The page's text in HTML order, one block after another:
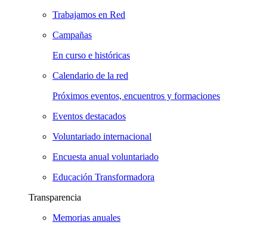
Trabajamos en Red
Campañas
En curso e históricas
Calendario de la red
Próximos eventos, encuentros y formaciones
Eventos destacados
Voluntariado internacional
Encuesta anual voluntariado
Educación Transformadora
Transparencia
Memorias anuales